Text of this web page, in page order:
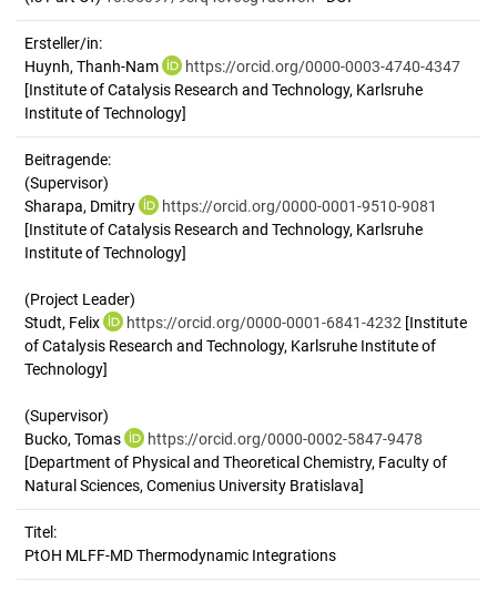
Ersteller/in:
Huynh, Thanh-Nam
https://orcid.org/0000-0003-4740-4347
[Institute of Catalysis Research and Technology, Karlsruhe
Institute of Technology]
Beitragende:
(Supervisor)
Sharapa, Dmitry
https://orcid.org/0000-0001-9510-9081
[Institute of Catalysis Research and Technology, Karlsruhe
Institute of Technology]
(Project Leader)
Studt, Felix
https://orcid.org/0000-0001-6841-4232 [Institute
of Catalysis Research and Technology, Karlsruhe Institute of
Technology]
(Supervisor)
Bucko, Tomas
https://orcid.org/0000-0002-5847-9478
[Department of Physical and Theoretical Chemistry, Faculty of
Natural Sciences, Comenius University Bratislava]
Titel:
PtOH MLFF-MD Thermodynamic Integrations